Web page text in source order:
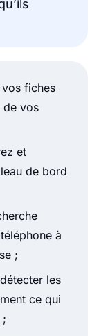
fiches
de vos
et
de bord
à
;
les
ce qui
;